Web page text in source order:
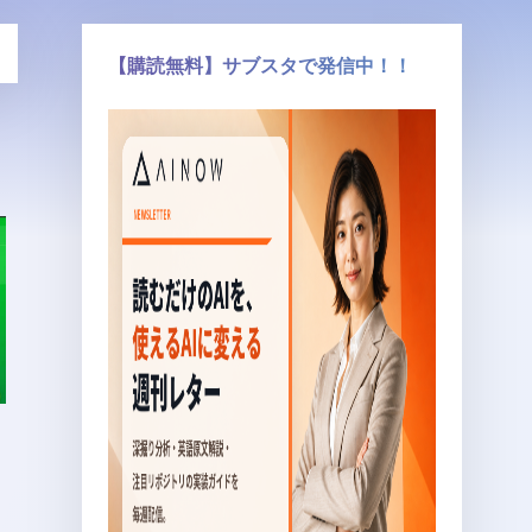
【購読無料】サブスタで発信中！！